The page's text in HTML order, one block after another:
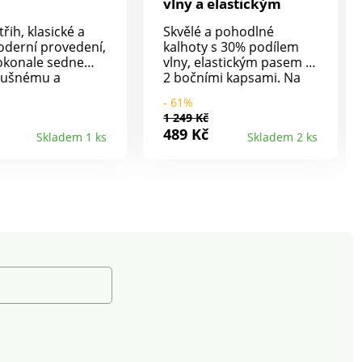
klasické a
provedení,
sedne
a
chino
se 6 poutky.
na zip a knoflík.
Skladem 1 ks
Skvělé a pohodlné
kalhoty s 30% podílem
vlny, elastickým pasem a
2 bočními kapsami. Na
trvalé puky. Mají
lemovaný spodní okraj
nohavic. Kalhoty jsou
- 61%
1 249 Kč
489 Kč Skladem 2 ks